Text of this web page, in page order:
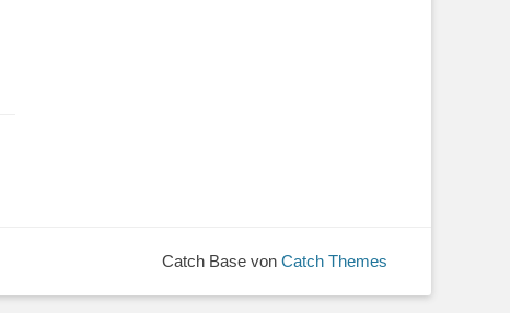
Catch Base von Catch Themes